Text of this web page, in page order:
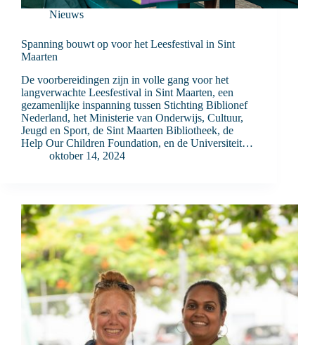
Nieuws
Spanning bouwt op voor het Leesfestival in Sint
Maarten
De voorbereidingen zijn in volle gang voor het
langverwachte Leesfestival in Sint Maarten, een
gezamenlijke inspanning tussen Stichting Biblionef
Nederland, het Ministerie van Onderwijs, Cultuur,
Jeugd en Sport, de Sint Maarten Bibliotheek, de
Help Our Children Foundation, en de Universiteit…
oktober 14, 2024